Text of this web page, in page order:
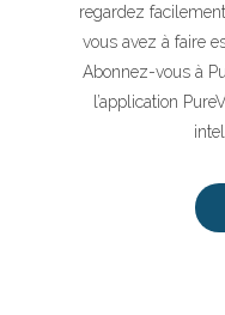
regardez
vous avez à faire
Abonnez-vous à
l’application